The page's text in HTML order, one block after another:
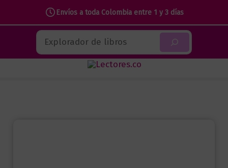
Envíos a toda Colombia entre 1 y 3 días
contenido
Buscar